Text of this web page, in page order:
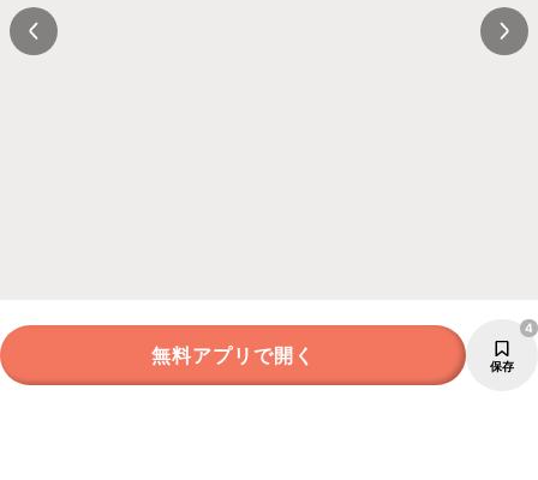
無料アプリで開く 保存
4